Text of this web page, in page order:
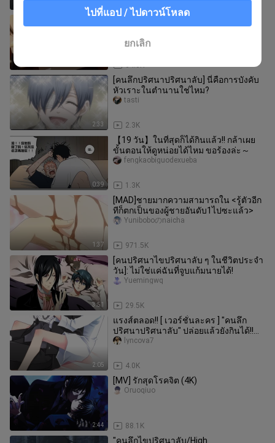
2.8K
ฉากนี้คุ้นๆ [คนลึกไขปริศนา
64.0K
tasti
2:33
[คนลึกปริศนาปริศนาลับ] นี่คือการบังคับ
หัวเราะในตำนานใช่ไหม?
2.3K
tasti
0:39
【19 วัน】ในที่สุดก็ได้กินแล้ว!! กล้าเผย
ขั้นตอนให้ดูหน่อยได้ไหม ขอร้องล่ะ～
1.3K
fengkaobiguodexueba
1:37
[MAD]ชายมากความสามารถใน <รู้ตัวอีก
ทีก็ตกเป็นของผู้ชายอันดับ1ไปซะแล้ว>
971.5K
Yuniboboのnaicha
3:51
[คนปริศนาไขปริศนาลับ ๆ ในชีวิตประจำ
วัน]: ไม่ใช่แค่ฉันที่จูบแก้มนายได้!
29.5K
Yuemingwq
2:05
แรงส์ตลอด!! [ เวอร์ชั่นละคร ] "คนลึก
ปริศนาปริศนาลับ" ปล่อยแล้วยังกินได้!!
หวานหนักมาก
4.0K
lyncova7
2:44
[MV] รักสุดโรคจิต (4K)
88.1K
Oruoqiuo
"คนลึกไขปริศนาลับ/High
ไปที่แอป / ไปดาวน์โหลด
ยกเลิก